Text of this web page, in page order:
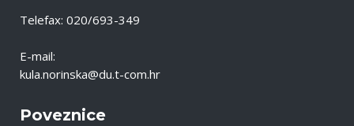
Telefax: 020/693-349
E-mail:
kula.norinska@du.t-com.hr
Poveznice